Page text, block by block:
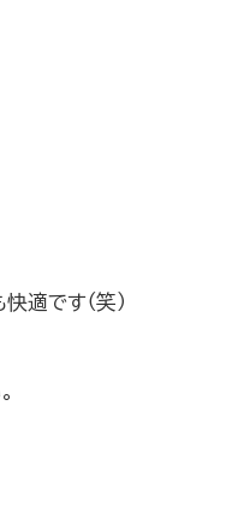
適です（笑）